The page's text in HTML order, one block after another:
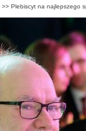
>> Plebiscyt na najlepszego